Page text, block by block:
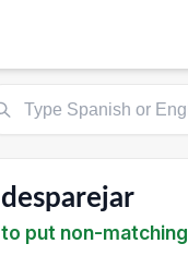
desparejar
to put non-matching